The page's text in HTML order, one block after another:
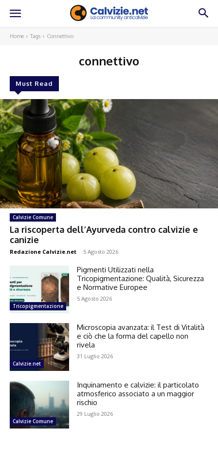
Home Tags Connettivo
connettivo
Must Read
Calvizie Comune
La riscoperta dell’Ayurveda contro calvizie e
canizie
Redazione Calvizie.net - 5 Agosto 2026
Tricopigmentazione
Pigmenti Utilizzati nella
Tricopigmentazione: Qualità, Sicurezza
e Normative Europee
5 Agosto 2026
Calvizie.net
Microscopia avanzata: il Test di Vitalità
e ciò che la forma del capello non
rivela
31 Luglio 2026
Calvizie Comune
Inquinamento e calvizie: il particolato
atmosferico associato a un maggior
rischio
29 Luglio 2026